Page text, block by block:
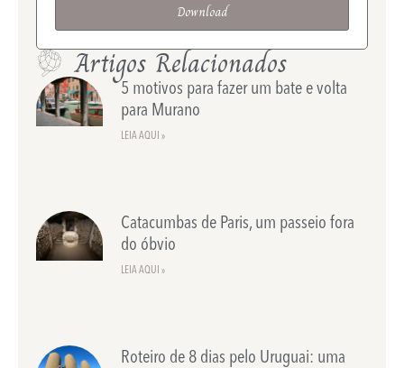
Download
Artigos Relacionados
5 motivos para fazer um bate e volta
para Murano
LEIA AQUI »
Catacumbas de Paris, um passeio fora
do óbvio
LEIA AQUI »
Roteiro de 8 dias pelo Uruguai: uma